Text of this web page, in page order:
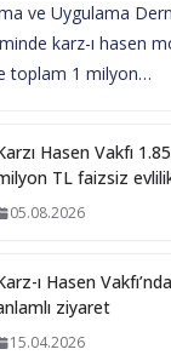
ve Uygulama
karz-ı hasen
toplam 1 milyon…
Hasen Vakfı
TL faizsiz
05.08.2026
ı Hasen
ziyaret
15.04.2026